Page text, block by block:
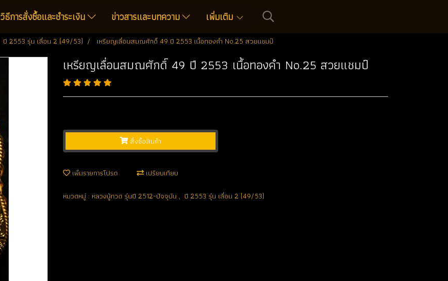
วิธีการสั่งซื้อและชำระเงิน ข่าวสารและบทความ เพิ่มเติม
ปี 2553 รุ่น เลื่อน 2 (49/53) เหรียญเลื่อนสมณศักดิ์ 49 ปี 2553 เนื้อทองคำ No.25 สวยแชมป์
เหรียญเลื่อนสมณศักดิ์ 49 ปี 2553 เนื้อทองคำ No.25 สวยแชมป์
สั่งซื้อสินค้า
เพิ่มรายการโปรด เปรียบเทียบ
หมวดหมู่ : หลวงปู่ทวด รุ่นปี 2512-ปัจจุบัน , ปี 2553 รุ่น เลื่อน 2 (49/53)